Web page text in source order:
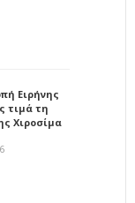
Ειρήνης
τιμά τη
Χιροσίμα